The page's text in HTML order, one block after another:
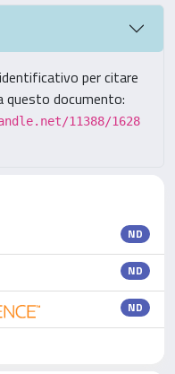
per citare
questo documento:
11388/1628
ND
ND
ND